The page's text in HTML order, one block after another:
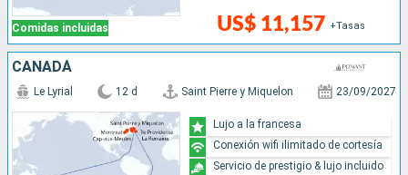
Comidas incluidas US$ 11,157 +Tasas
CANADÁ
Le Lyrial 12 d Saint Pierre y Miquelon 23/09/2027
Lujo a la francesa
Conexión wifi ilimitado de cortesía
Servicio de prestigio & lujo incluido